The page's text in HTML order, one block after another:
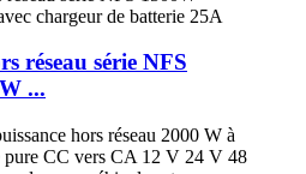
réseau série NFS
...